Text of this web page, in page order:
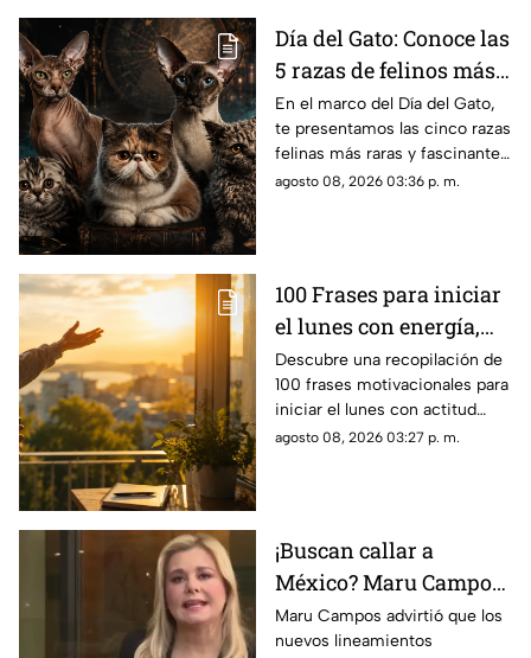
Día del Gato: Conoce las
5 razas de felinos más
raras del mundo
En el marco del Día del Gato,
te presentamos las cinco razas
felinas más raras y fascinantes
del planeta por sus singulares
agosto 08, 2026 03:36 p. m.
100 Frases para iniciar
el lunes con energía,
motivación y éxito
Descubre una recopilación de
100 frases motivacionales para
iniciar el lunes con actitud
positiva, superar la rutina y
agosto 08, 2026 03:27 p. m.
¡Buscan callar a
México? Maru Campos
rechaza regulaciones
que amenazan la
Maru Campos advirtió que los
nuevos lineamientos